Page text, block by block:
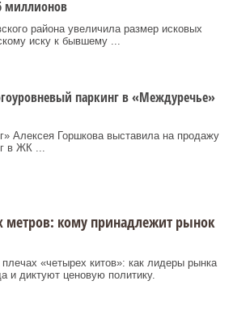
миллионов
района увеличила размер исковых
иску к бывшему ...
паркинг в «Междуречье»
Алексея Горшкова выставила на продажу
в ЖК ...
метров: кому принадлежит рынок
«четырех китов»: как лидеры рынка
и диктуют ценовую политику.